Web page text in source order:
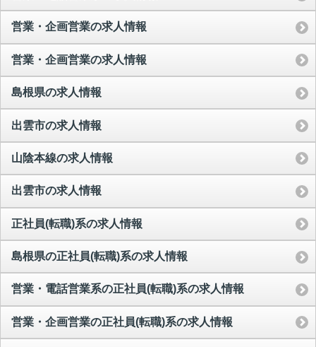
営業・企画営業の求人情報
営業・企画営業の求人情報
島根県の求人情報
出雲市の求人情報
山陰本線の求人情報
出雲市の求人情報
正社員(転職)系の求人情報
島根県の正社員(転職)系の求人情報
営業・電話営業系の正社員(転職)系の求人情報
営業・企画営業の正社員(転職)系の求人情報